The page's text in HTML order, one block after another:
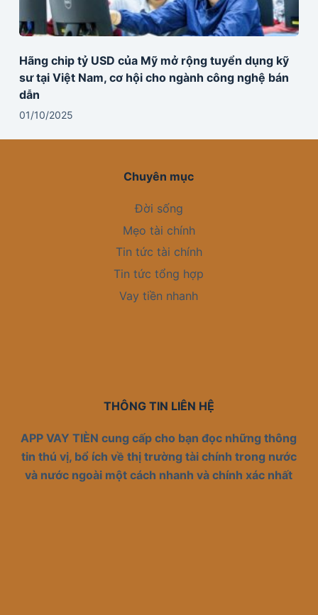
Hãng chip tỷ USD của Mỹ mở rộng tuyển dụng kỹ
sư tại Việt Nam, cơ hội cho ngành công nghệ bán
dẫn
01/10/2025
Chuyên mục
Đời sống
Mẹo tài chính
Tin tức tài chính
Tin tức tổng hợp
Vay tiền nhanh
THÔNG TIN LIÊN HỆ
APP VAY TIÈN cung cấp cho bạn đọc những thông
tin thú vị, bổ ích về thị trường tài chính trong nước
và nước ngoài một cách nhanh và chính xác nhất